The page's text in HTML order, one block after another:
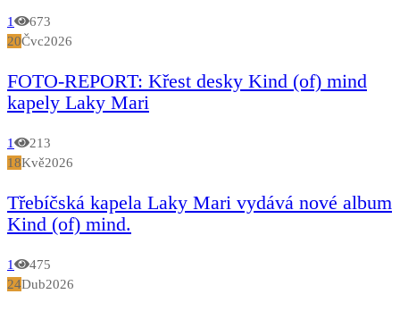
1
673
20Čvc2026
FOTO-REPORT: Křest desky Kind (of) mind
kapely Laky Mari
1
213
18Kvě2026
Třebíčská kapela Laky Mari vydává nové album
Kind (of) mind.
1
475
24Dub2026